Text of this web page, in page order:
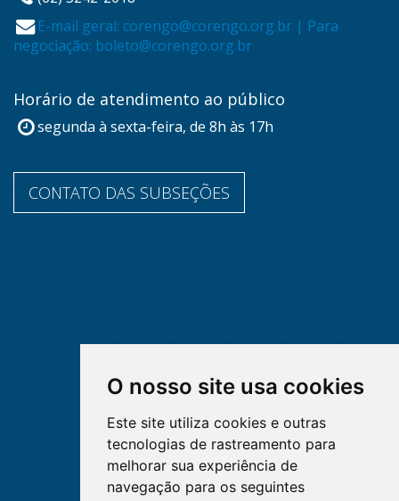
O nosso site usa cookies
Este site utiliza cookies e outras
tecnologias de rastreamento para
melhorar sua experiência de
navegação para os seguintes
E-mail geral: corengo@corengo.org.br | Para
negociação: boleto@corengo.org.br
Horário de atendimento ao público
segunda à sexta-feira, de 8h às 17h
CONTATO DAS SUBSEÇÕES